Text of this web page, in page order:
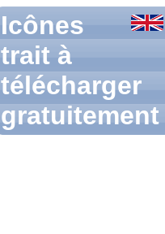
Icônes
trait à
télécharger
gratuitement